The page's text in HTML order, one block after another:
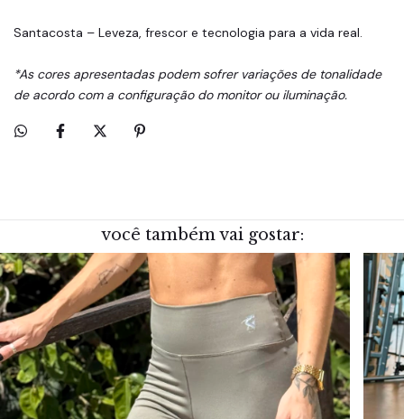
Santacosta – Leveza, frescor e tecnologia para a vida real.
*As cores apresentadas podem sofrer variações de tonalidade
de acordo com a configuração do monitor ou iluminação.
você também vai gostar: